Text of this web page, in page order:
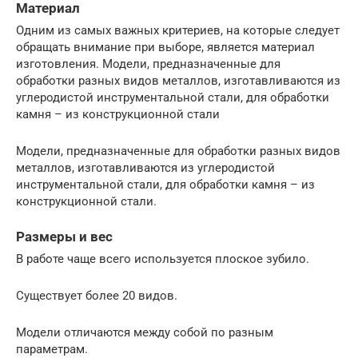
Материал
Одним из самых важных критериев, на которые следует
обращать внимание при выборе, является материал
изготовления. Модели, предназначенные для
обработки разных видов металлов, изготавливаются из
углеродистой инструментальной стали, для обработки
камня – из конструкционной стали
Модели, предназначенные для обработки разных видов
металлов, изготавливаются из углеродистой
инструментальной стали, для обработки камня – из
конструкционной стали.
Размеры и вес
В работе чаще всего используется плоское зубило.
Существует более 20 видов.
Модели отличаются между собой по разным
параметрам.